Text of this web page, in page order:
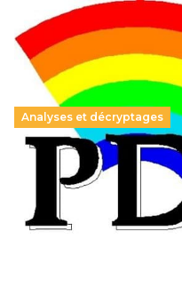
Analyses et décryptages
Hongrie : du
éducatives, aussi !
25 juin 2026
En Hongrie, le
Tisza "Respect et liberté"
contre le premier ministre